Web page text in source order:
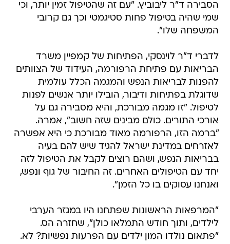
הסבירה ד"ר ליבוביץ. "עם זה שהטיפול זמין יותר, וכי
שמי שהיה בטיפול פחות סטיגמטי וכך גם קרובי
המשפחה שלו".
לדברי ד"ר לוינסקי, הפתיחות של קמפיין משרד
הבריאות עם פתיחת הרפורמה, העידוד של הצוותים
להפנות לבריאות הנפש והמגמה הכלל עולמית
שדוגלת בפתיחות ודיבור, הובילו יותר אנשים לפנות
לטיפול. "זו מגמה מבורכת, והיא מסבירה גם על
אורכי התורים. כולם מבינים שזה חשוב", אמרה.
"ברמה הזו, הרפורמה מאוד מבורכת כי היא אפשרה
לאזרחים במדינת ישראל להגיד שיש להם בעיה
בבריאות הנפש, ושהם רוצים לקבל את הטיפול לזה
יחד עם הטיפולים האחרים. זה החיבור של גוף ונפש,
ואנחנו עסוקים בו כל הזמן".
"המרפאות הראשונות שפתחנו היו במגזר הערבי
לילדים, ותוך חודש התמלאו כולן", שחזרה הס.
"פתאום נולדו המון ילדים עם הפרעות נפשיות? לא.